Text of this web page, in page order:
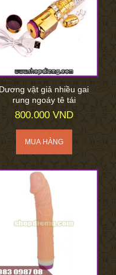
Dương vật giả nhiều gai
rung ngoáy tê tái
800.000 VND